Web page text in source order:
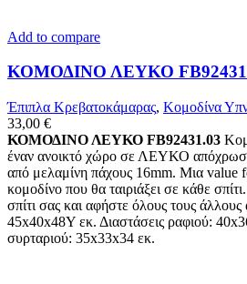
Add to compare
ΚΟΜΟΔΙΝΟ ΛΕΥΚΟ
Έπιπλα Κρεβατοκάμαρας, Κομοδίνα
33,00 €
ΚΟΜΟΔΙΝΟ ΛΕΥΚΟ FB92431.03
έναν ανοικτό χώρο σε ΛΕΥΚΟ
από μελαμίνη πάχους 16mm. Μια value
κομοδίνο που θα ταιριάξει σε κάθε
σπίτι σας και αφήστε όλους τους
45x40x48Υ εκ. Διαστάσεις ραφιού:
συρταριού: 35x33x34 εκ.